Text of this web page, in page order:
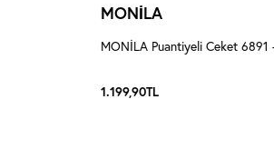
MONİLA
MONİLA Puantiyeli Ceket 6891
1.199,90TL